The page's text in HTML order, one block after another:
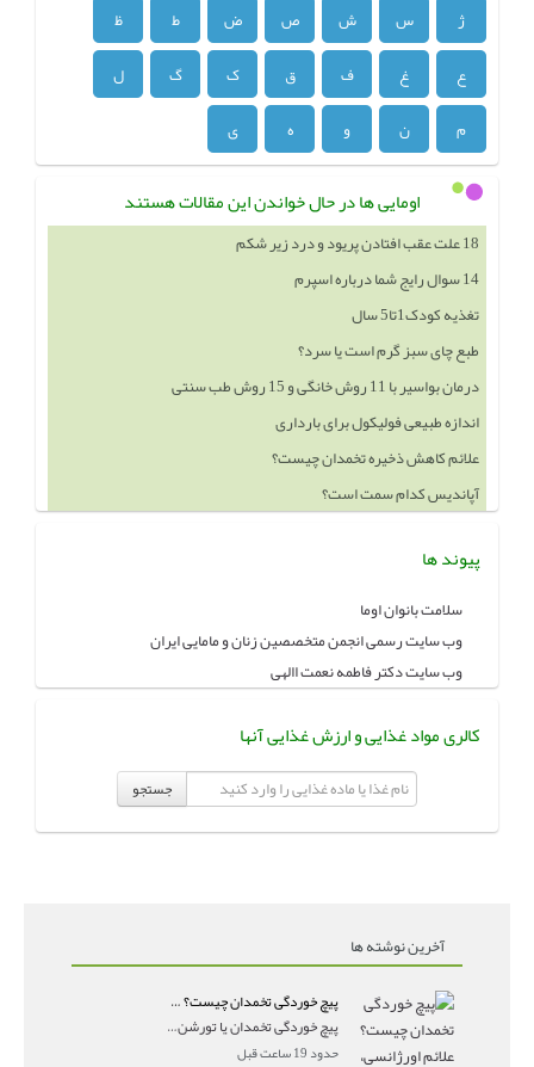
ژ
س ش ص ض ط
ظ
ع
غ ف ق ک گ
ل
م
ن و ه ی
اومایی ها در حال خواندن این مقالات هستند
18 علت عقب افتادن پریود و درد زیر شکم
14 سوال رایج شما درباره اسپرم
تغذیه کودک1تا5 سال
طبع چای سبز گرم است یا سرد؟
درمان بواسیر با 11 روش خانگی و 15 روش طب سنتی
اندازه طبیعی فولیکول برای بارداری
علائم کاهش ذخیره تخمدان چیست؟
آپاندیس کدام سمت است؟
پیوند ها
سلامت بانوان اوما
وب سایت رسمی انجمن متخصصین زنان و مامایی ایران
وب سایت دکتر فاطمه نعمت االهی
کالری مواد غذایی و ارزش غذایی آنها
جستجو
آخرین نوشته ها
پیچ خوردگی تخمدان چیست؟ علائم اورژانسی، تشخیص و درمان تورشن تخمدان
پیچ خوردگی تخمدان یا تورشن تخمدان زمانی رخ می‌ده
حدود 19 ساعت قبل